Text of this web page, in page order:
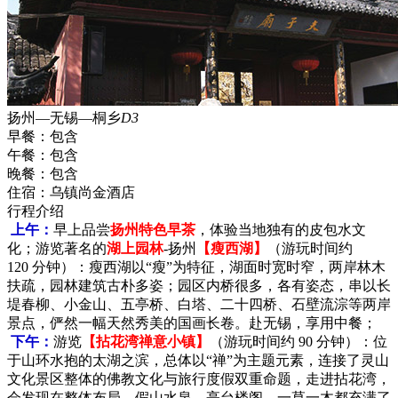
扬州—无锡—桐乡D3
早餐： 包含
午餐： 包含
晚餐： 包含
住宿： 乌镇尚金酒店
行程介绍
上午： 早上品尝扬州特色早茶 ，体验当地独有的皮包水文
化；游览著名的湖上园林-扬州 【瘦西湖】
（游玩时间约
120 分钟）：瘦西湖以“瘦”为特征，湖面时宽时窄，两岸林木
扶疏，园林建筑古朴多姿；园区内桥很多，各有姿态，串以长
堤春柳、小金山、五亭桥、白塔、二十四桥、石壁流淙等两岸
景点，俨然一幅天然秀美的国画长卷。赴无锡，享用中餐；
下午： 游览 【拈花湾禅意小镇】
（游玩时间约 90 分钟）：位
于山环水抱的太湖之滨，总体以“禅”为主题元素，连接了灵山
文化景区整体的佛教文化与旅行度假双重命题，走进拈花湾，